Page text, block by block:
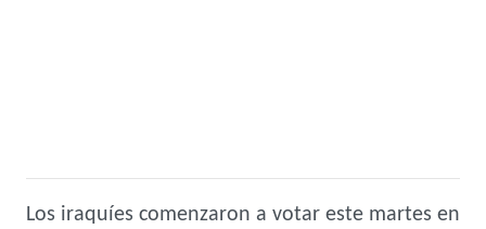
Los iraquíes comenzaron a votar este martes en